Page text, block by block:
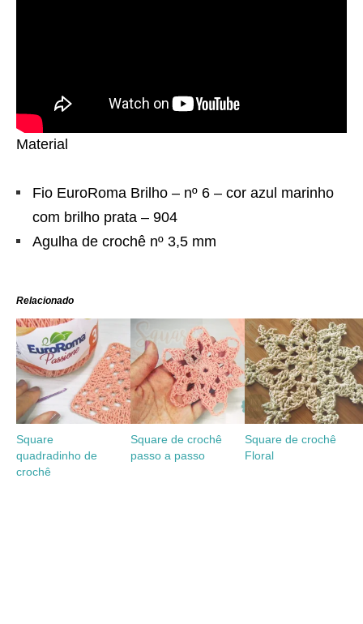
Material
Fio EuroRoma Brilho – nº 6 – cor azul marinho
com brilho prata – 904
Agulha de crochê nº 3,5 mm
Relacionado
Square
quadradinho de
crochê
Square de crochê
passo a passo
Square de crochê
Floral